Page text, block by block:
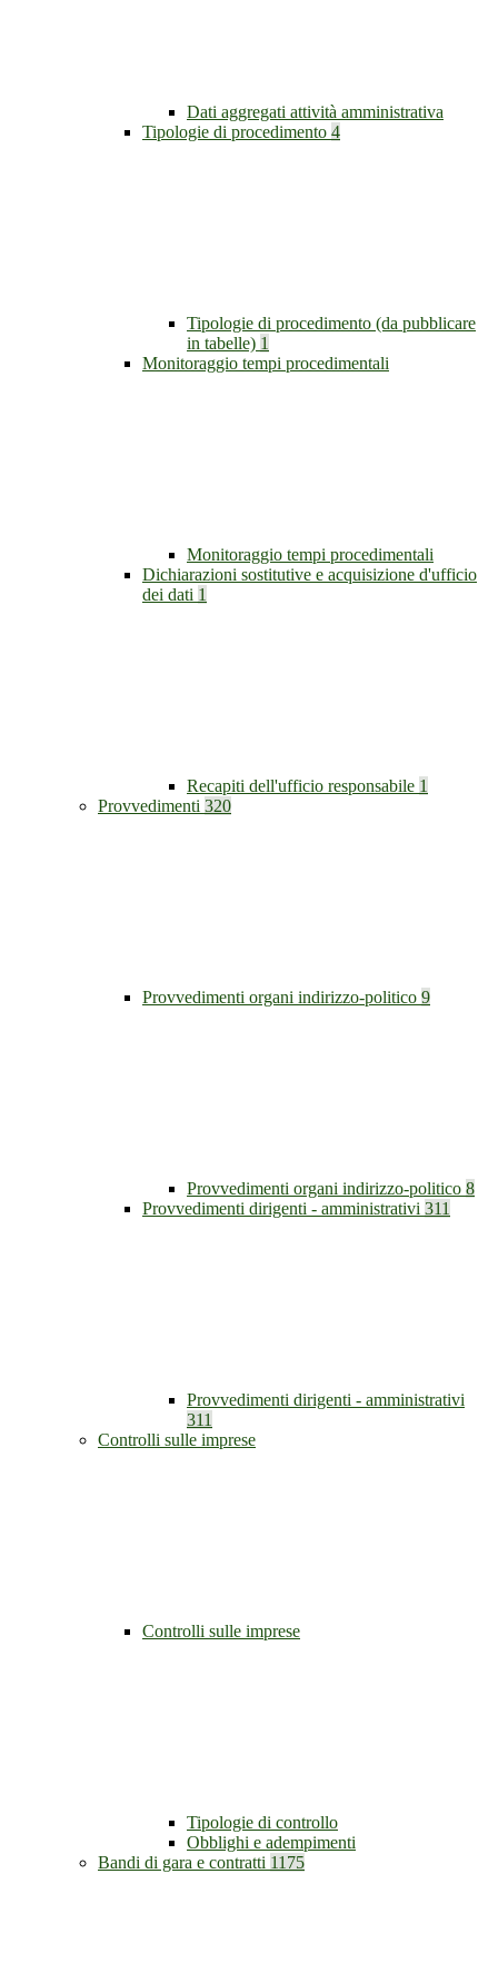
Dati aggregati attività amministrativa
Tipologie di procedimento 4
Tipologie di procedimento (da pubblicare
in tabelle) 1
Monitoraggio tempi procedimentali
Monitoraggio tempi procedimentali
Dichiarazioni sostitutive e acquisizione d'ufficio
dei dati 1
Recapiti dell'ufficio responsabile 1
Provvedimenti 320
Provvedimenti organi indirizzo-politico 9
Provvedimenti organi indirizzo-politico 8
Provvedimenti dirigenti - amministrativi 311
Provvedimenti dirigenti - amministrativi
311
Controlli sulle imprese
Controlli sulle imprese
Tipologie di controllo
Obblighi e adempimenti
Bandi di gara e contratti 1175